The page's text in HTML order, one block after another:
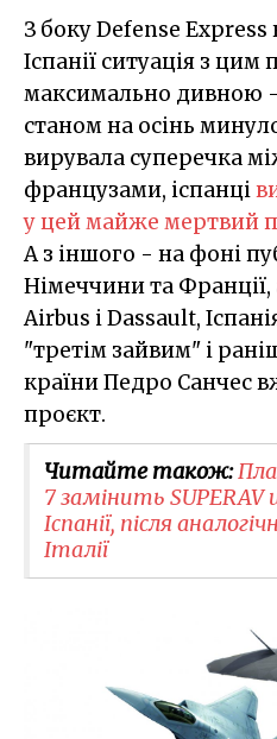
З боку Defense
Іспанії ситуація з
максимально дивною
станом на осінь
вирувала суперечка
французами, іспанці
у цей майже мертвий
А з іншого - на фоні
Німеччини та
Airbus і Dassault,
"третім зайвим" і
країни Педро Санчес
проєкт.
Читайте також:
7 замінить SUPERAV
Іспанії, після
Італії